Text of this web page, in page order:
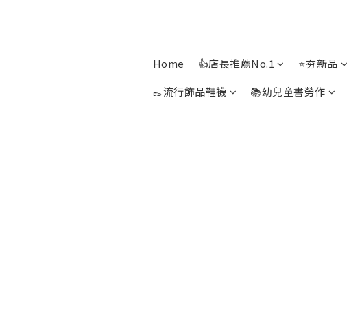
Home 👍店長推薦No.1 ⭐夯新品
👞流行飾品鞋襪
📚幼兒童書勞作